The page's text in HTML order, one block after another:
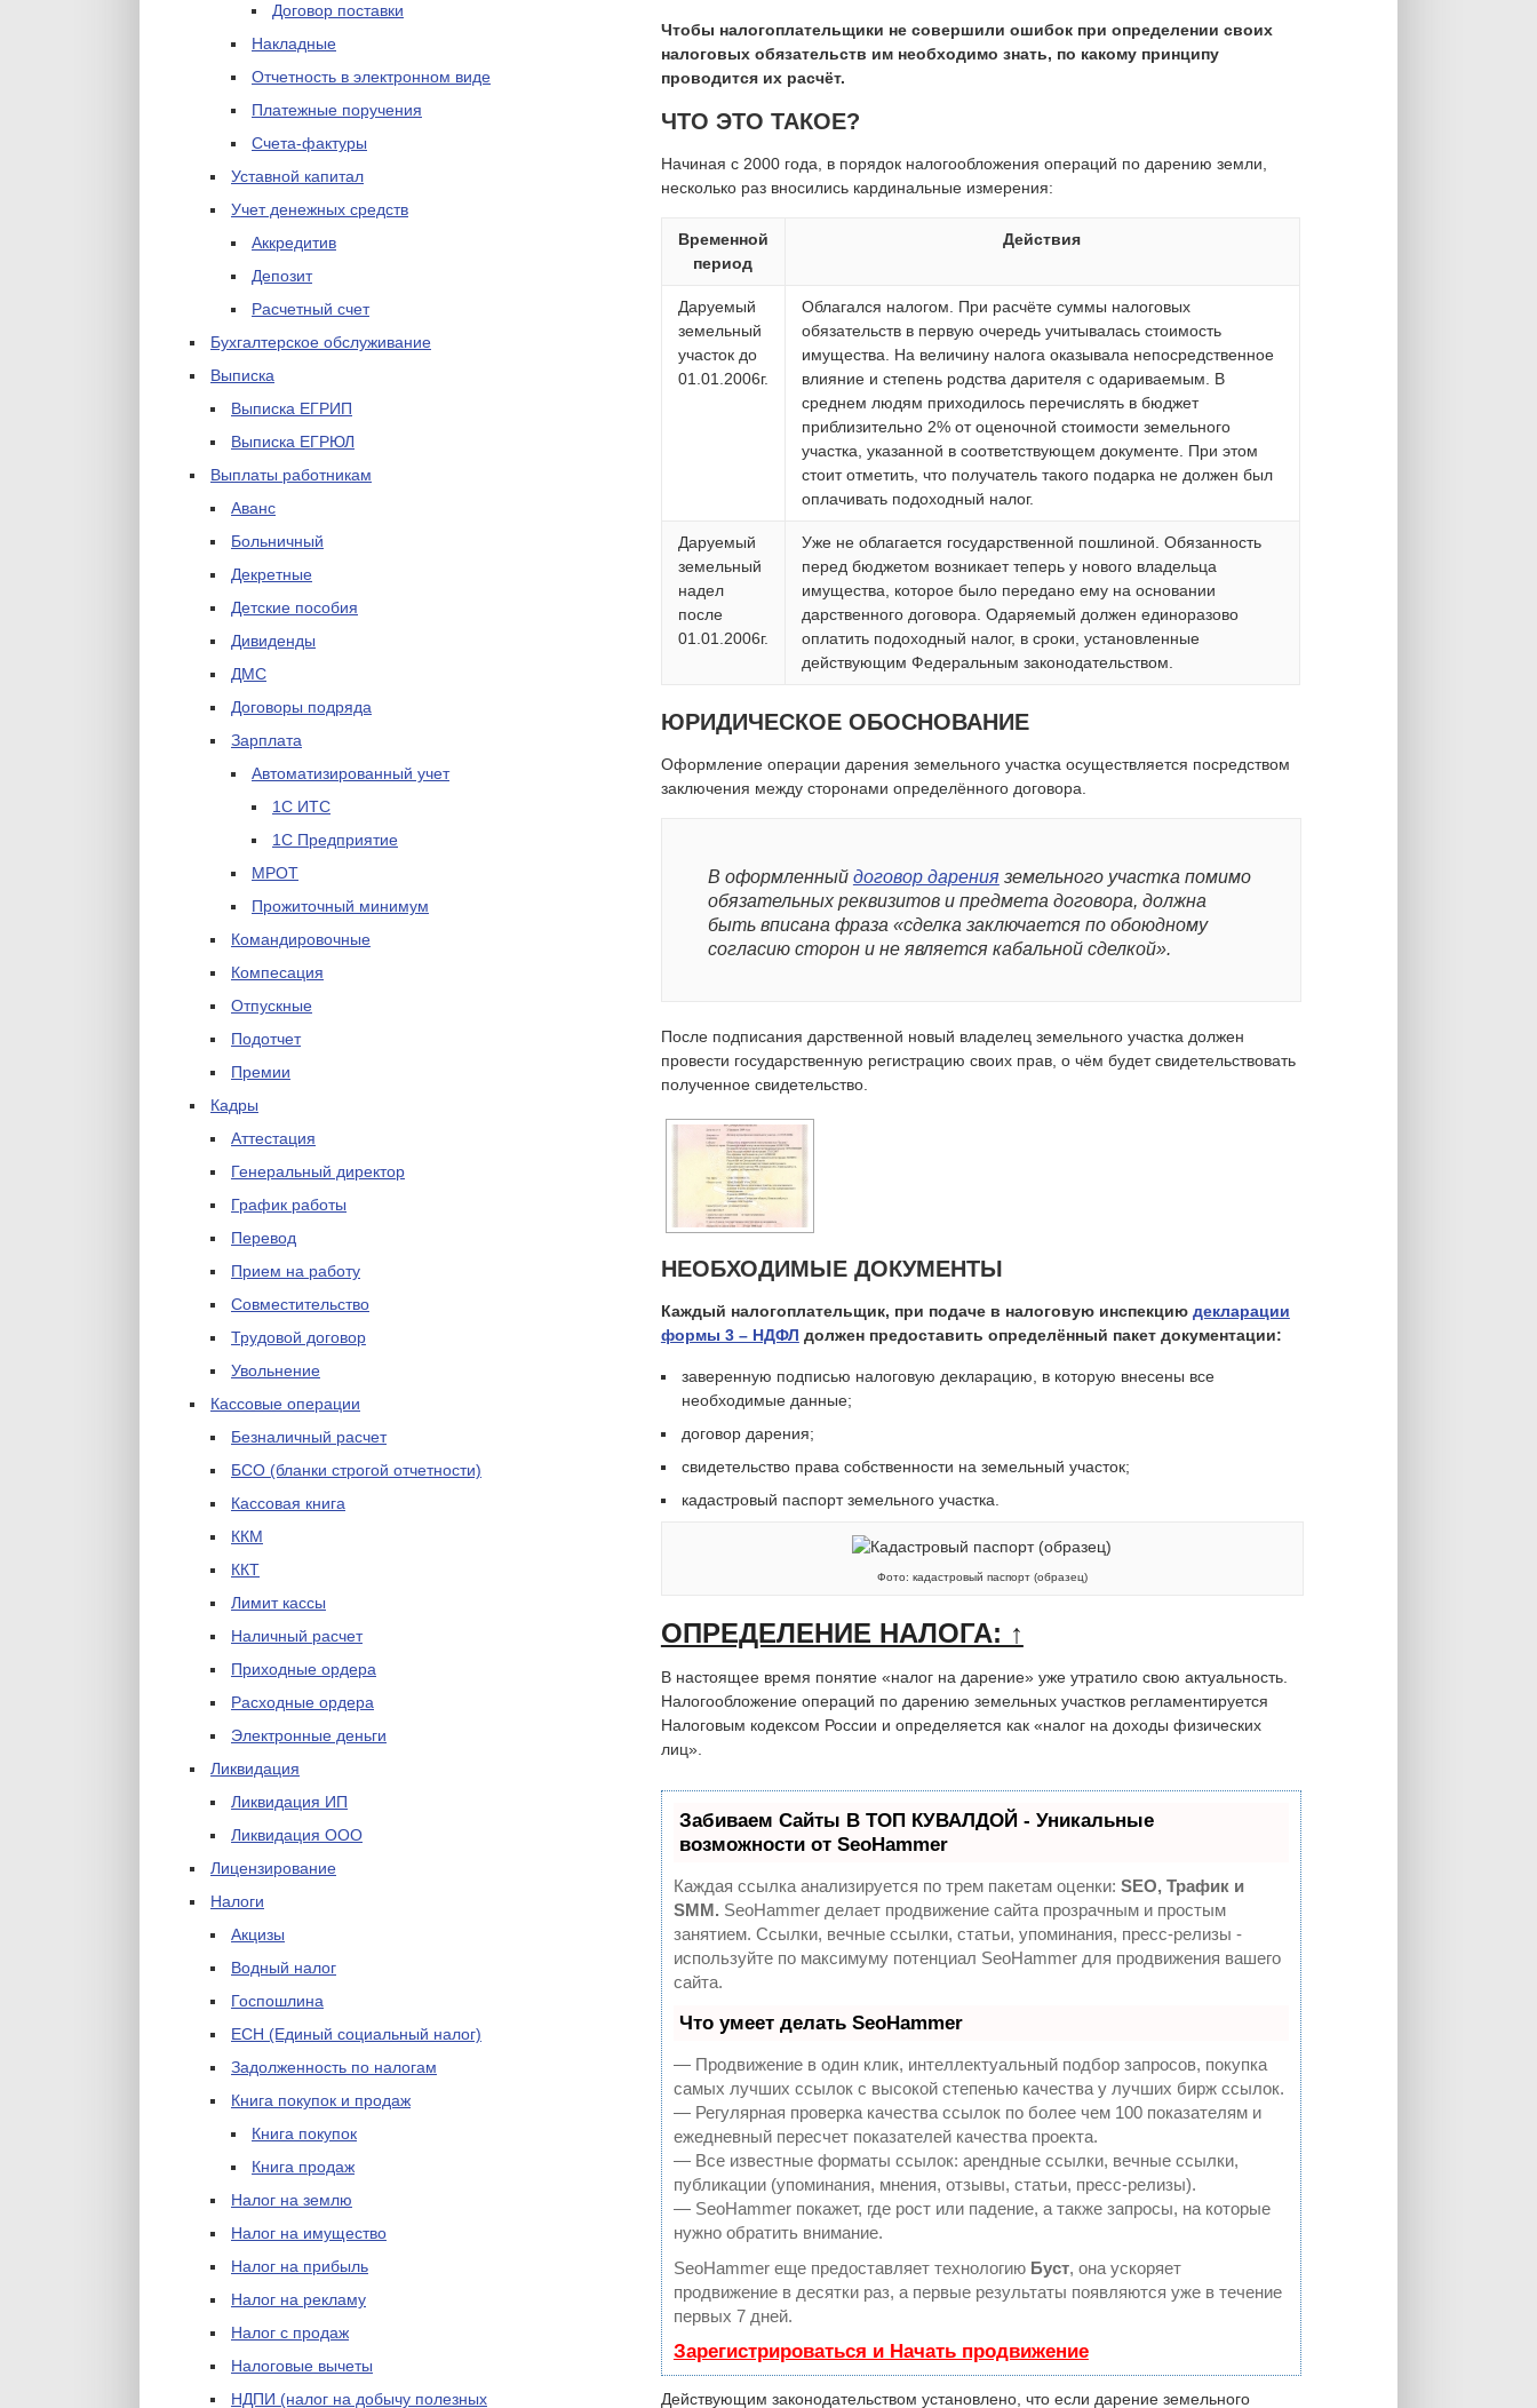
Договор поставки
Накладные
Отчетность в электронном виде
Платежные поручения
Счета-фактуры
Уставной капитал
Учет денежных средств
Аккредитив
Депозит
Расчетный счет
Бухгалтерское обслуживание
Выписка
Выписка ЕГРИП
Выписка ЕГРЮЛ
Выплаты работникам
Аванс
Больничный
Декретные
Детские пособия
Дивиденды
ДМС
Договоры подряда
Зарплата
Автоматизированный учет
1С ИТС
1С Предприятие
МРОТ
Прожиточный минимум
Командировочные
Компесация
Отпускные
Подотчет
Премии
Кадры
Аттестация
Генеральный директор
График работы
Перевод
Прием на работу
Совместительство
Трудовой договор
Увольнение
Кассовые операции
Безналичный расчет
БСО (бланки строгой отчетности)
Кассовая книга
ККМ
ККТ
Лимит кассы
Наличный расчет
Приходные ордера
Расходные ордера
Электронные деньги
Ликвидация
Ликвидация ИП
Ликвидация ООО
Лицензирование
Налоги
Акцизы
Водный налог
Госпошлина
ЕСН (Единый социальный налог)
Задолженность по налогам
Книга покупок и продаж
Книга покупок
Книга продаж
Налог на землю
Налог на имущество
Налог на прибыль
Налог на рекламу
Налог с продаж
Налоговые вычеты
НДПИ (налог на добычу полезных
Чтобы налогоплательщики не совершили ошибок при определении своих
налоговых обязательств им необходимо знать, по какому принципу
проводится их расчёт.
ЧТО ЭТО ТАКОЕ?
Начиная с 2000 года, в порядок налогообложения операций по дарению земли,
несколько раз вносились кардинальные измерения:
Временной
период
Действия
Даруемый
земельный
участок до
01.01.2006г.
Облагался налогом. При расчёте суммы налоговых
обязательств в первую очередь учитывалась стоимость
имущества. На величину налога оказывала непосредственное
влияние и степень родства дарителя с одариваемым. В
среднем людям приходилось перечислять в бюджет
приблизительно 2% от оценочной стоимости земельного
участка, указанной в соответствующем документе. При этом
стоит отметить, что получатель такого подарка не должен был
оплачивать подоходный налог.
Даруемый
земельный
надел
после
01.01.2006г.
Уже не облагается государственной пошлиной. Обязанность
перед бюджетом возникает теперь у нового владельца
имущества, которое было передано ему на основании
дарственного договора. Одаряемый должен единоразово
оплатить подоходный налог, в сроки, установленные
действующим Федеральным законодательством.
ЮРИДИЧЕСКОЕ ОБОСНОВАНИЕ
Оформление операции дарения земельного участка осуществляется посредством
заключения между сторонами определённого договора.
В оформленный договор даренияземельного участка помимо
обязательных реквизитов и предмета договора, должна
быть вписана фраза «сделка заключается по обоюдному
согласию сторон и не является кабальной сделкой».
После подписания дарственной новый владелец земельного участка должен
провести государственную регистрацию своих прав, о чём будет свидетельствовать
полученное свидетельство.
НЕОБХОДИМЫЕ ДОКУМЕНТЫ
Каждый налогоплательщик, при подаче в налоговую инспекцию декларации
формы 3 – НДФЛ должен предоставить определённый пакет документации:
заверенную подписью налоговую декларацию, в которую внесены все
необходимые данные;
договор дарения;
свидетельство права собственности на земельный участок;
кадастровый паспорт земельного участка.
Фото: кадастровый паспорт (образец)
ОПРЕДЕЛЕНИЕ НАЛОГА: ↑
В настоящее время понятие «налог на дарение» уже утратило свою актуальность.
Налогообложение операций по дарению земельных участков регламентируется
Налоговым кодексом России и определяется как «налог на доходы физических
лиц».
Забиваем Сайты В ТОП КУВАЛДОЙ - Уникальные
возможности от SeoHammer
Каждая ссылка анализируется по трем пакетам оценки: SEO, Трафик и
SMM. SeoHammer делает продвижение сайта прозрачным и простым
занятием. Ссылки, вечные ссылки, статьи, упоминания, пресс-релизы -
используйте по максимуму потенциал SeoHammer для продвижения вашего
сайта.
Что умеет делать SeoHammer
— Продвижение в один клик, интеллектуальный подбор запросов, покупка
самых лучших ссылок с высокой степенью качества у лучших бирж ссылок.
— Регулярная проверка качества ссылок по более чем 100 показателям и
ежедневный пересчет показателей качества проекта.
— Все известные форматы ссылок: арендные ссылки, вечные ссылки,
публикации (упоминания, мнения, отзывы, статьи, пресс-релизы).
— SeoHammer покажет, где рост или падение, а также запросы, на которые
нужно обратить внимание.
SeoHammer еще предоставляет технологию Буст, она ускоряет
продвижение в десятки раз, а первые результаты появляются уже в течение
первых 7 дней.
Зарегистрироваться и Начать продвижение
Действующим законодательством установлено, что если дарение земельного